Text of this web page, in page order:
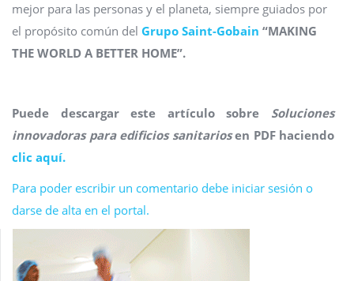
mejor para las personas y el planeta, siempre guiados por
el propósito común del Grupo Saint-Gobain “MAKING
THE WORLD A BETTER HOME”.
Puede descargar este artículo sobre Soluciones
innovadoras para edificios sanitariosen PDF haciendo
clic aquí.
Para poder escribir un comentario debe iniciar sesión o
darse de alta en el portal.